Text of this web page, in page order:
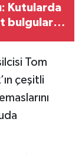
Kutularda
bulgulara
Tom
çeşitli